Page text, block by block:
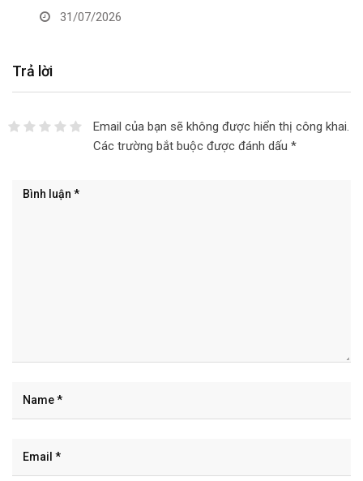
31/07/2026
Trả lời
Email của bạn sẽ không được hiển thị công khai.
Các trường bắt buộc được đánh dấu *